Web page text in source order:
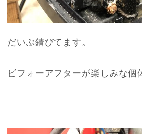
だいぶ錆びてます。
ビフォーアフターが楽しみな個